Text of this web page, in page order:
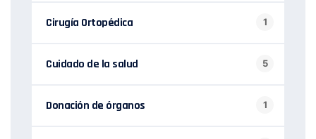
Cirugía Ortopédica 1
Cuidado de la salud 5
Donación de órganos 1